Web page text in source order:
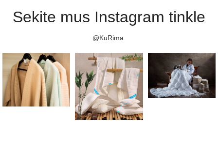
Sekite mus Instagram tinkle
@KuRima